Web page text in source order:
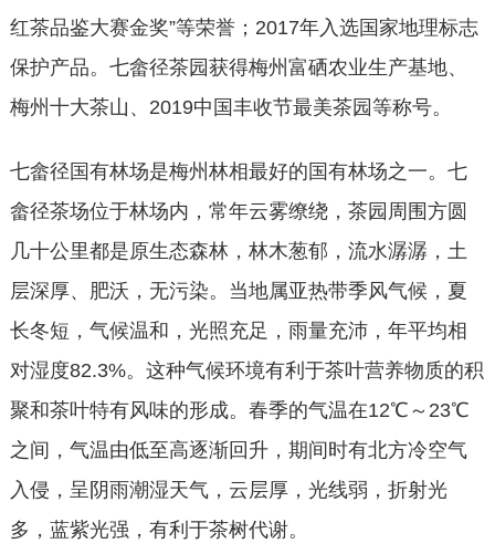
红茶品鉴大赛金奖”等荣誉；2017年入选国家地理标志
保护产品。七畲径茶园获得梅州富硒农业生产基地、
梅州十大茶山、2019中国丰收节最美茶园等称号。
七畲径国有林场是梅州林相最好的国有林场之一。七
畲径茶场位于林场内，常年云雾缭绕，茶园周围方圆
几十公里都是原生态森林，林木葱郁，流水潺潺，土
层深厚、肥沃，无污染。当地属亚热带季风气候，夏
长冬短，气候温和，光照充足，雨量充沛，年平均相
对湿度82.3%。这种气候环境有利于茶叶营养物质的积
聚和茶叶特有风味的形成。春季的气温在12℃～23℃
之间，气温由低至高逐渐回升，期间时有北方冷空气
入侵，呈阴雨潮湿天气，云层厚，光线弱，折射光
多，蓝紫光强，有利于茶树代谢。